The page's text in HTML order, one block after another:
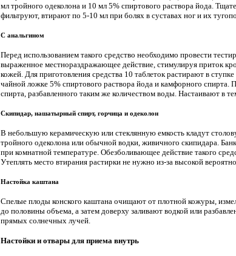
мл тройного одеколона и 10 мл 5% спиртового раствора йода.
фильтруют, втирают по 5-10 мл при болях в суставах ног и их
С анальгином
Перед использованием такого средство необходимо провести
выраженное местнораздражающее действие, стимулируя приток
кожей. Для приготовления средства 10 таблеток растирают в
чайной ложке 5% спиртового раствора йода и камфорного
спирта, разбавленного таким же количеством воды. Настаивают в
Скипидар, нашатырный спирт, горчица и одеколон
В небольшую керамическую или стеклянную емкость кладут
тройного одеколона или обычной водки, живичного скипидара.
при комнатной температуре. Обезболивающее действие такого
Утеплять место втирания растирки не нужно из-за высокой
Настойка каштана
Спелые плоды конского каштана очищают от плотной кожуры,
до половины объема, а затем доверху заливают водкой или
прямых солнечных лучей.
Настойки и отвары для приема внутрь